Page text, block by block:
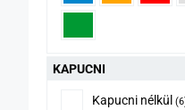
KAPUCNI
Kapucni nélkül